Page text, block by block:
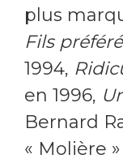
plus
Fils préféré
1994,
en 1996,
Bernard
« Molière